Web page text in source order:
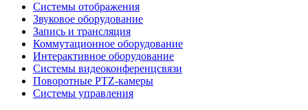
Системы отображения
Звуковое оборудование
Запись и трансляция
Коммутационное оборудование
Интерактивное оборудование
Системы видеоконференцсвязи
Поворотные PTZ-камеры
Системы управления